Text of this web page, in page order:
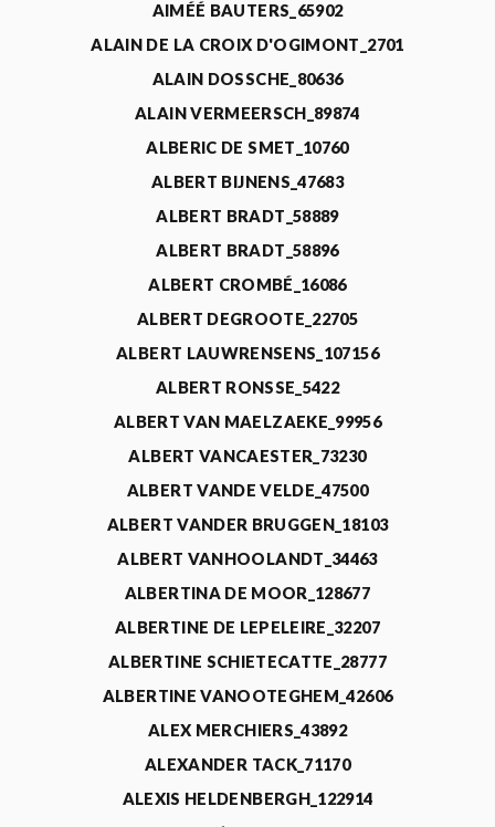
AIMÉÉ BAUTERS_65902
ALAIN DE LA CROIX D'OGIMONT_2701
ALAIN DOSSCHE_80636
ALAIN VERMEERSCH_89874
ALBERIC DE SMET_10760
ALBERT BIJNENS_47683
ALBERT BRADT_58889
ALBERT BRADT_58896
ALBERT CROMBÉ_16086
ALBERT DEGROOTE_22705
ALBERT LAUWRENSENS_107156
ALBERT RONSSE_5422
ALBERT VAN MAELZAEKE_99956
ALBERT VANCAESTER_73230
ALBERT VANDE VELDE_47500
ALBERT VANDER BRUGGEN_18103
ALBERT VANHOOLANDT_34463
ALBERTINA DE MOOR_128677
ALBERTINE DE LEPELEIRE_32207
ALBERTINE SCHIETECATTE_28777
ALBERTINE VANOOTEGHEM_42606
ALEX MERCHIERS_43892
ALEXANDER TACK_71170
ALEXIS HELDENBERGH_122914